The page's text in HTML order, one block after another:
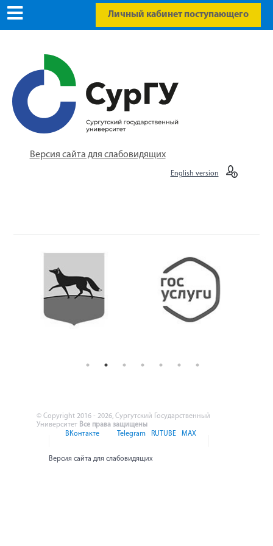
Личный кабинет поступающего
Версия сайта для слабовидящих
English version
© Copyright 2016 - 2026, Сургутский Государственный
Университет Все права защищены
ВКонтакте
Telegram RUTUBE MAX
Версия сайта для слабовидящих